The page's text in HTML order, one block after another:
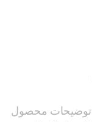
توضیحات محصول